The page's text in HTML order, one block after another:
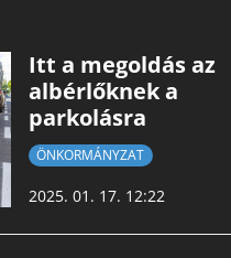
Itt a megoldás az
albérlőknek a
parkolásra
ÖNKORMÁNYZAT
2025. 01. 17. 12:22